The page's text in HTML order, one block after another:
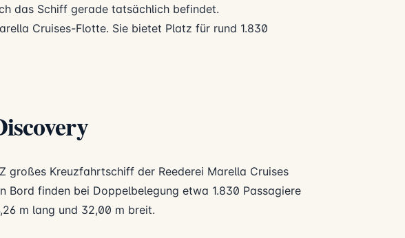
das Schiff gerade tatsächlich befindet.
Cruises-Flotte. Sie bietet Platz für rund 1.830
großes Kreuzfahrtschiff der Reederei Marella Cruises
Bord finden bei Doppelbelegung etwa 1.830 Passagiere
m lang und 32,00 m breit.